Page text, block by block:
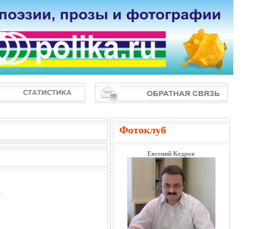
Фотоклуб
Евгений Кедров